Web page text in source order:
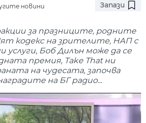
новини Запази
за празниците, родните
кодекс на зрителите, НАП с
услуги, Боб Дилън може да се
премия, Take That ни
на чудесата, започва
на БГ радио...